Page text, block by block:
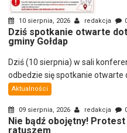
10 sierpnia, 2026 redakcja
Dziś spotkanie otwarte
gminy Gołdap
Dziś (10 sierpnia) w sali
odbedzie się spotkanie otwarte
Aktualności
09 sierpnia, 2026 redakcja
Nie bądź obojętny!
ratuszem